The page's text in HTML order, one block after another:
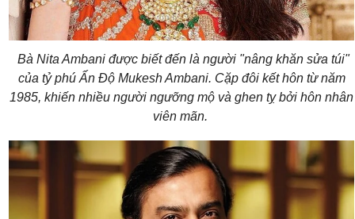
Bà Nita Ambani được biết đến là người "nâng khăn sửa túi"
của tỷ phú Ấn Độ Mukesh Ambani. Cặp đôi kết hôn từ năm
1985, khiến nhiều người ngưỡng mộ và ghen tỵ bởi hôn nhân
viên mãn.